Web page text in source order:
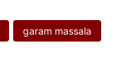
garam massala